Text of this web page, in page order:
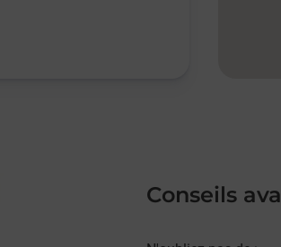
Conseils